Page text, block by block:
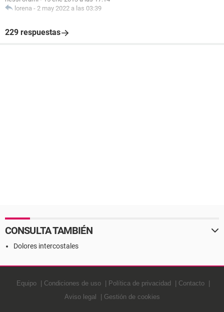
lorena - 2 may 2022 a las 03:39
229 respuestas
CONSULTA TAMBIÉN
Dolores intercostales
Equipo Condiciones de uso Política de privacidad
Contacto
Aviso legal
Gestión de cookies